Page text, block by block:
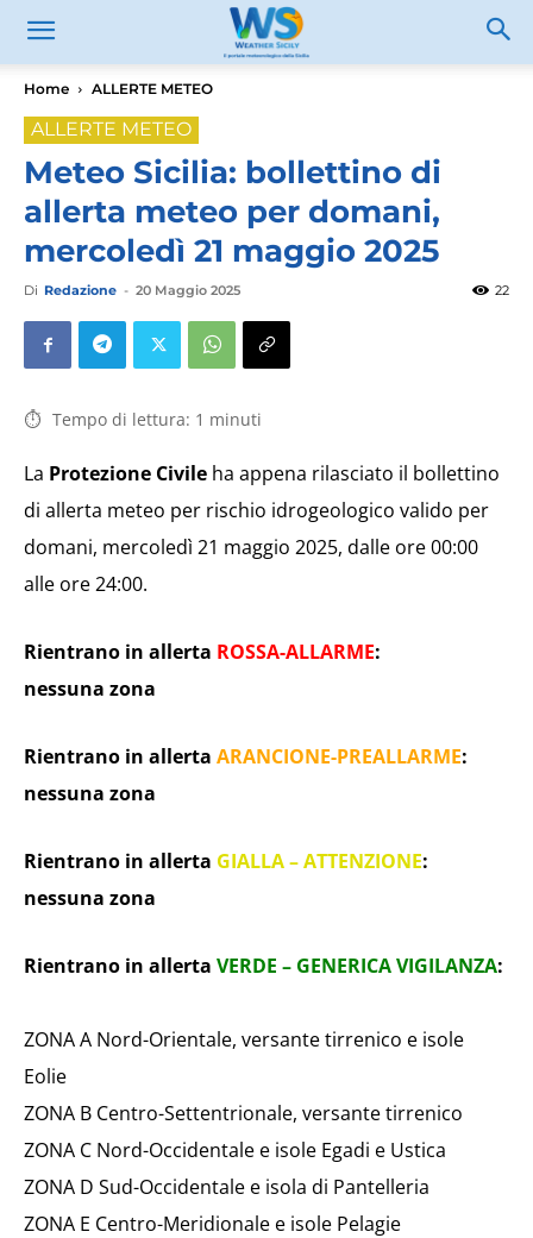
Home ALLERTE METEO
ALLERTE METEO
Meteo Sicilia: bollettino di
allerta meteo per domani,
mercoledì 21 maggio 2025
Di Redazione - 20 Maggio 2025 22
Tempo di lettura: 1 minuti
La Protezione Civile ha appena rilasciato il bollettino
di allerta meteo per rischio idrogeologico valido per
domani, mercoledì 21 maggio 2025, dalle ore 00:00
alle ore 24:00.
Rientrano in allerta ROSSA-ALLARME:
nessuna zona
Rientrano in allerta ARANCIONE-PREALLARME:
nessuna zona
Rientrano in allerta GIALLA – ATTENZIONE:
nessuna zona
Rientrano in allerta VERDE – GENERICA VIGILANZA:
ZONA A Nord-Orientale, versante tirrenico e isole
Eolie
ZONA B Centro-Settentrionale, versante tirrenico
ZONA C Nord-Occidentale e isole Egadi e Ustica
ZONA D Sud-Occidentale e isola di Pantelleria
ZONA E Centro-Meridionale e isole Pelagie